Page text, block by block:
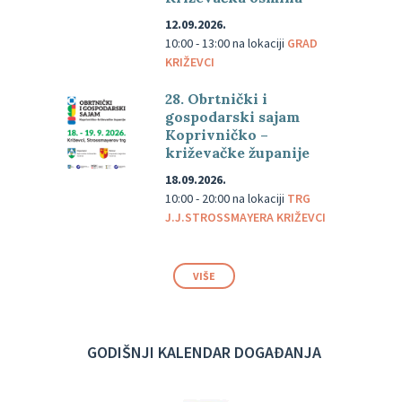
12.09.2026.
10:00 - 13:00na lokaciji GRAD
KRIŽEVCI
28. Obrtnički i
gospodarski sajam
Koprivničko –
križevačke županije
18.09.2026.
10:00 - 20:00na lokaciji TRG
J.J.STROSSMAYERA KRIŽEVCI
VIŠE
GODIŠNJI KALENDAR DOGAĐANJA